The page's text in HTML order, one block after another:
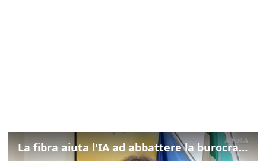
La fibra aiuta l'IA ad abbattere la burocrazia, progetto pilota in Veneto